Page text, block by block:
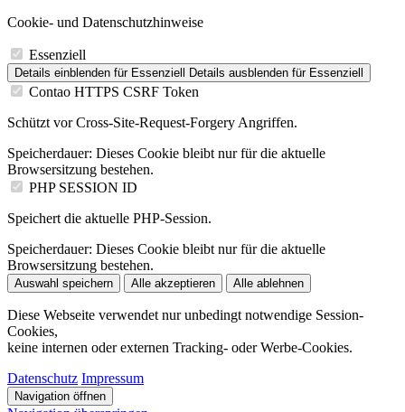
Cookie- und Datenschutzhinweise
Essenziell
Details einblenden für Essenziell Details ausblenden für Essenziell
Contao HTTPS CSRF Token
Schützt vor Cross-Site-Request-Forgery Angriffen.
Speicherdauer: Dieses Cookie bleibt nur für die aktuelle
Browsersitzung bestehen.
PHP SESSION ID
Speichert die aktuelle PHP-Session.
Speicherdauer: Dieses Cookie bleibt nur für die aktuelle
Browsersitzung bestehen.
Auswahl speichern Alle akzeptieren Alle ablehnen
Diese Webseite verwendet nur unbedingt notwendige Session-
Cookies,
keine internen oder externen Tracking- oder Werbe-Cookies.
Datenschutz Impressum
Navigation öffnen